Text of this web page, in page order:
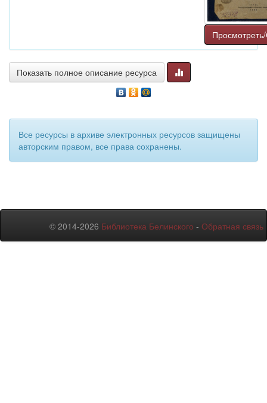
Показать полное описание ресурса
Все ресурсы в архиве электронных ресурсов защищены
авторским правом, все права сохранены.
© 2014-2026 Библиотека Белинского - Обратная связь